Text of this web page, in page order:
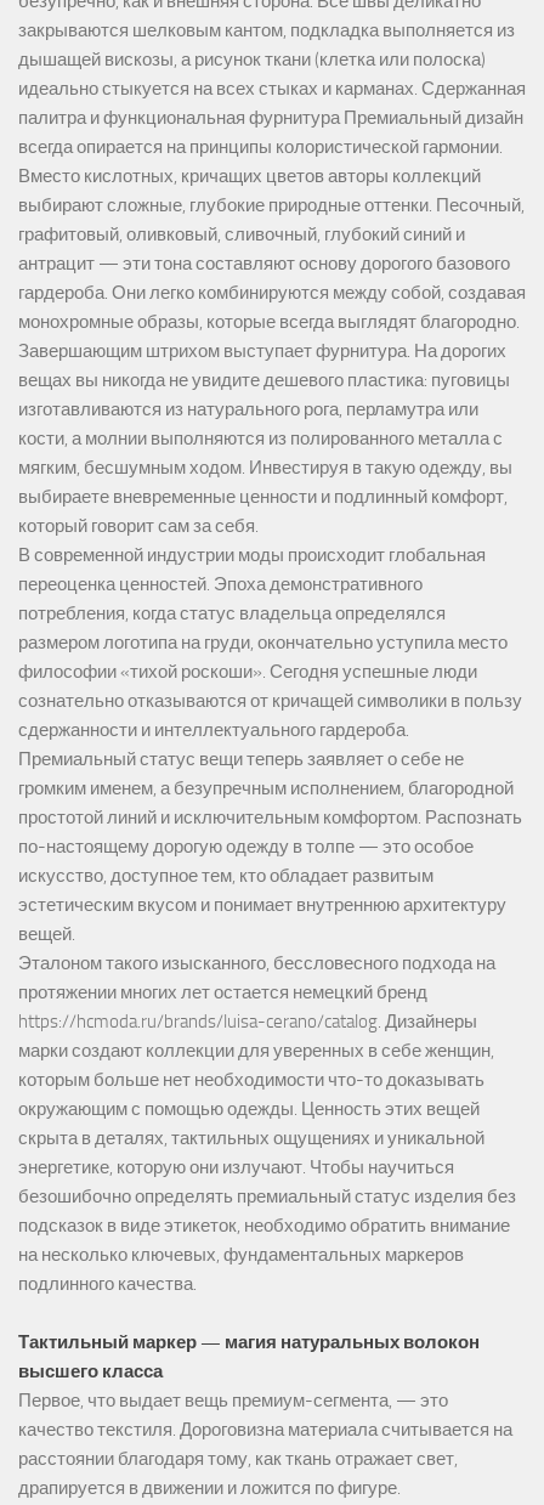
закрываются шелковым кантом, подкладка выполняется из
дышащей вискозы, а рисунок ткани (клетка или полоска)
идеально стыкуется на всех стыках и карманах. Сдержанная
палитра и функциональная фурнитура Премиальный дизайн
всегда опирается на принципы колористической гармонии.
Вместо кислотных, кричащих цветов авторы коллекций
выбирают сложные, глубокие природные оттенки. Песочный,
графитовый, оливковый, сливочный, глубокий синий и
антрацит — эти тона составляют основу дорогого базового
гардероба. Они легко комбинируются между собой, создавая
монохромные образы, которые всегда выглядят благородно.
Завершающим штрихом выступает фурнитура. На дорогих
вещах вы никогда не увидите дешевого пластика: пуговицы
изготавливаются из натурального рога, перламутра или
кости, а молнии выполняются из полированного металла с
мягким, бесшумным ходом. Инвестируя в такую одежду, вы
выбираете вневременные ценности и подлинный комфорт,
который говорит сам за себя.
В современной индустрии моды происходит глобальная
переоценка ценностей. Эпоха демонстративного
потребления, когда статус владельца определялся
размером логотипа на груди, окончательно уступила место
философии «тихой роскоши». Сегодня успешные люди
сознательно отказываются от кричащей символики в пользу
сдержанности и интеллектуального гардероба.
Премиальный статус вещи теперь заявляет о себе не
громким именем, а безупречным исполнением, благородной
простотой линий и исключительным комфортом. Распознать
по-настоящему дорогую одежду в толпе — это особое
искусство, доступное тем, кто обладает развитым
эстетическим вкусом и понимает внутреннюю архитектуру
вещей.
Эталоном такого изысканного, бессловесного подхода на
протяжении многих лет остается немецкий бренд
https://hcmoda.ru/brands/luisa-cerano/catalog. Дизайнеры
марки создают коллекции для уверенных в себе женщин,
которым больше нет необходимости что-то доказывать
окружающим с помощью одежды. Ценность этих вещей
скрыта в деталях, тактильных ощущениях и уникальной
энергетике, которую они излучают. Чтобы научиться
безошибочно определять премиальный статус изделия без
подсказок в виде этикеток, необходимо обратить внимание
на несколько ключевых, фундаментальных маркеров
подлинного качества.
Тактильный маркер — магия натуральных волокон
высшего класса
Первое, что выдает вещь премиум-сегмента, — это
качество текстиля. Дороговизна материала считывается на
расстоянии благодаря тому, как ткань отражает свет,
драпируется в движении и ложится по фигуре.